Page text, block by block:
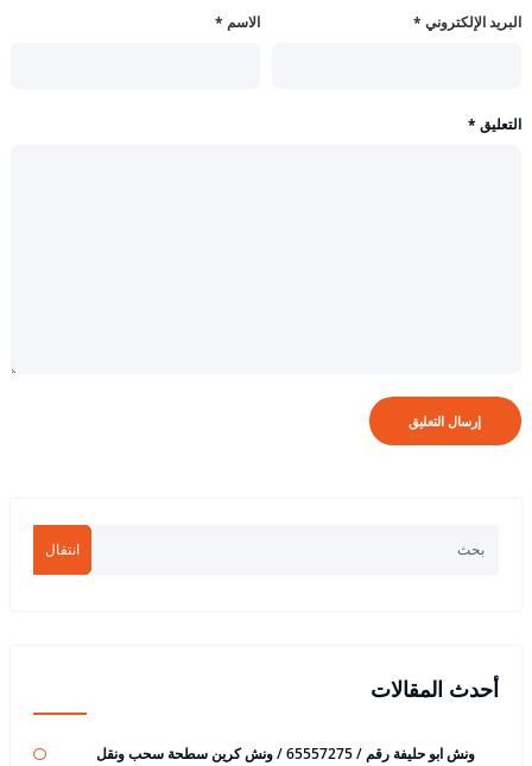
الاسم * البريد الإلكتروني *
التعليق *
انتقال
أحدث المقالات
ونش ابو حليفة رقم / 65557275 / ونش كرين سطحة سحب ونقل